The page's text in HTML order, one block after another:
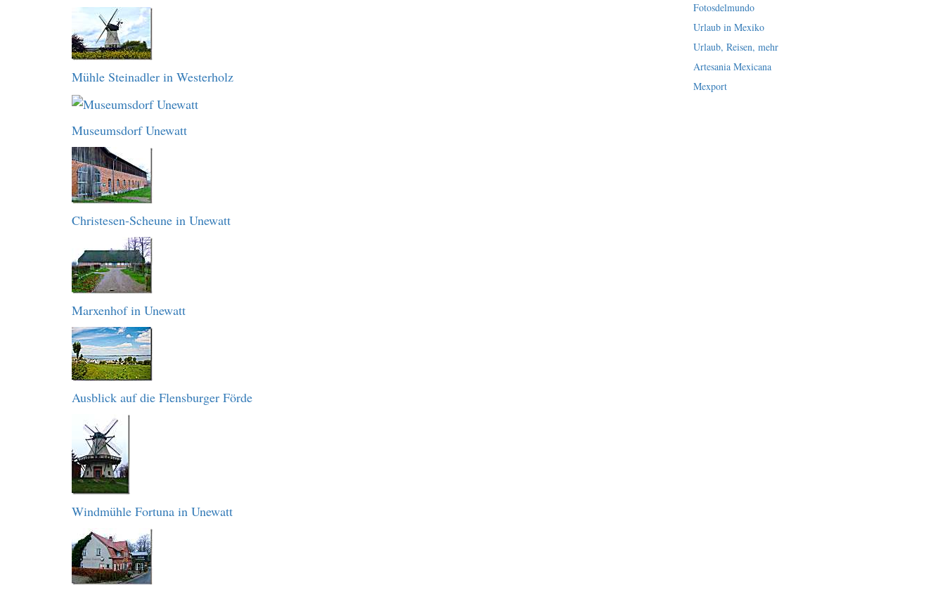
Mühle Steinadler in Westerholz
Museumsdorf Unewatt
Christesen-Scheune in Unewatt
Marxenhof in Unewatt
Ausblick auf die Flensburger Förde
Windmühle Fortuna in Unewatt
Fotosdelmundo
Urlaub in Mexiko
Urlaub, Reisen, mehr
Artesania Mexicana
Mexport